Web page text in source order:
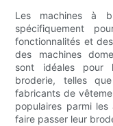
Les machines à
spécifiquement
fonctionnalités et
des machines
sont idéales pour
broderie, telles
fabricants de
populaires parmi
faire passer leur